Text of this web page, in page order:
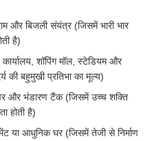
और बिजली संयंत्र (जिसमें भारी भार
है)
शॉपिंग मॉल, स्टेडियम और
की बहुमुखी प्रतिभा का मूल्य)
और भंडारण टैंक (जिसमें उच्च शक्ति
होती है)
या आधुनिक घर (जिसमें तेजी से निर्माण